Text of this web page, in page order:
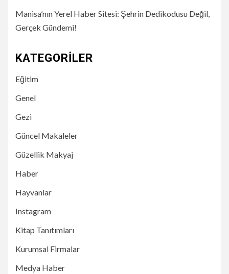
Manisa’nın Yerel Haber Sitesi: Şehrin Dedikodusu Değil,
Gerçek Gündemi!
KATEGORILER
Eğitim
Genel
Gezi
Güncel Makaleler
Güzellik Makyaj
Haber
Hayvanlar
Instagram
Kitap Tanıtımları
Kurumsal Firmalar
Medya Haber